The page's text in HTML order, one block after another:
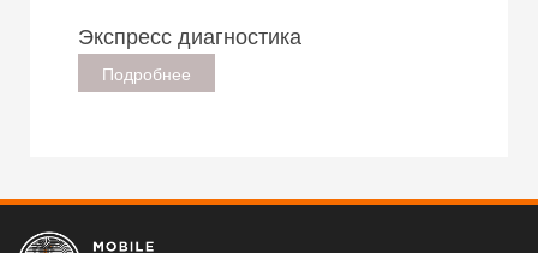
Экспресс диагностика
Подробнее